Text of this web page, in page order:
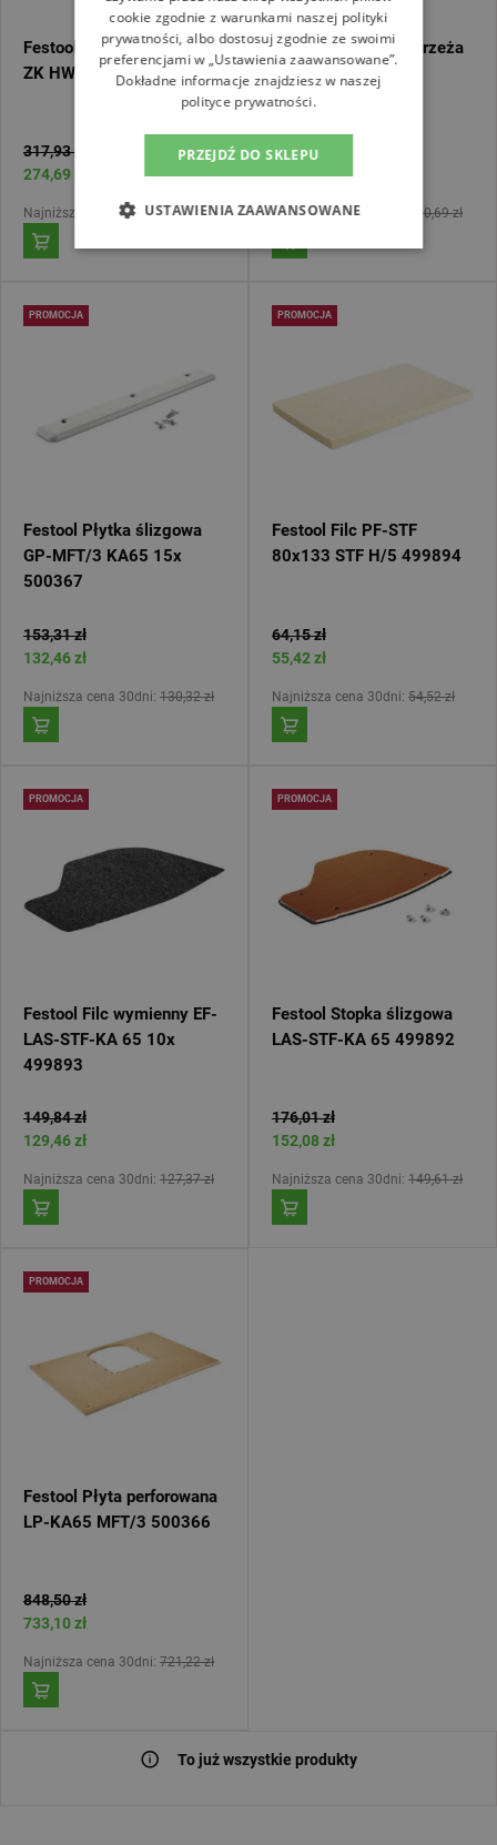
Festool Nóż wygładzający
ZK HW 45/45 499749
317,93 zł
274,69 zł
Najniższa cena 30dni:270,24 zł
Festool Pojemnik obrzeża
KSP-KA 65 499479
306,69 zł
264,98 zł
Najniższa cena 30dni: 260,69 zł
PROMOCJA
Festool Płytka ślizgowa
GP-MFT/3 KA65 15x
500367
153,31 zł
132,46 zł
Najniższa cena 30dni: 130,32 zł
PROMOCJA
Festool Filc PF-STF
80x133 STF H/5 499894
64,15 zł
55,42 zł
Najniższa cena 30dni: 54,52 zł
PROMOCJA
Festool Filc wymienny EF-
LAS-STF-KA 65 10x
499893
149,84 zł
129,46 zł
Najniższa cena 30dni: 127,37 zł
PROMOCJA
Festool Stopka ślizgowa
LAS-STF-KA 65 499892
176,01 zł
152,08 zł
Najniższa cena 30dni: 149,61 zł
PROMOCJA
Festool Płyta perforowana
LP-KA65 MFT/3 500366
848,50 zł
733,10 zł
Najniższa cena 30dni: 721,22 zł
To już wszystkie produkty
cookie zgodnie z warunkami naszej polityki
prywatności, albo dostosuj zgodnie ze swoimi
preferencjami w „Ustawienia zaawansowane”.
Dokładne informacje znajdziesz w naszej
polityce prywatności.
PRZEJDŹ DO SKLEPU
USTAWIENIA ZAAWANSOWANE